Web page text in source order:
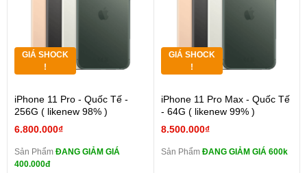
GIÁ SHOCK
!
iPhone 11 Pro - Quốc Tế -
256G ( likenew 98% )
6.800.000₫
Sản Phẩm ĐANG GIẢM GIÁ
400.000đ
GIÁ SHOCK
!
iPhone 11 Pro Max - Quốc Tế
- 64G ( likenew 99% )
8.500.000₫
Sản Phẩm ĐANG GIẢM GIÁ 600k